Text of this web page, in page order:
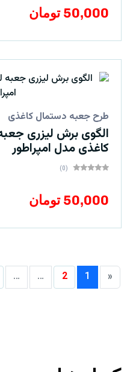
50,000 تومان
طرح جعبه دستمال کاغذی
الگوی برش لیزری
کاغذی مدل امپراطور
(0)
50,000 تومان
«
1
2
…
…